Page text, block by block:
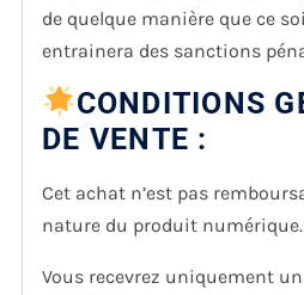
de quelque manière que ce
entrainera des sanctions
CONDITIONS
DE VENTE :
Cet achat n’est pas
nature du produit numérique.
Vous recevrez uniquement